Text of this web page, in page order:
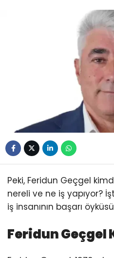
Peki, Feridun Geçgel
nereli ve ne iş yapıyor?
iş insanının başarı
Feridun Geçgel